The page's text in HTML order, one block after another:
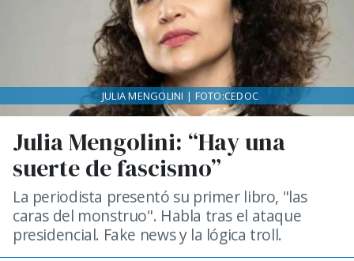
Julia Mengolini: “Hay una
suerte de fascismo”
La periodista presentó su primer libro, "las
caras del monstruo". Habla tras el ataque
presidencial. Fake news y la lógica troll.
JULIA MENGOLINI | FOTO:CEDOC